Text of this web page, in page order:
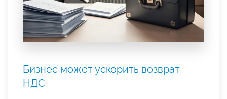
Бизнес может ускорить возврат
НДС